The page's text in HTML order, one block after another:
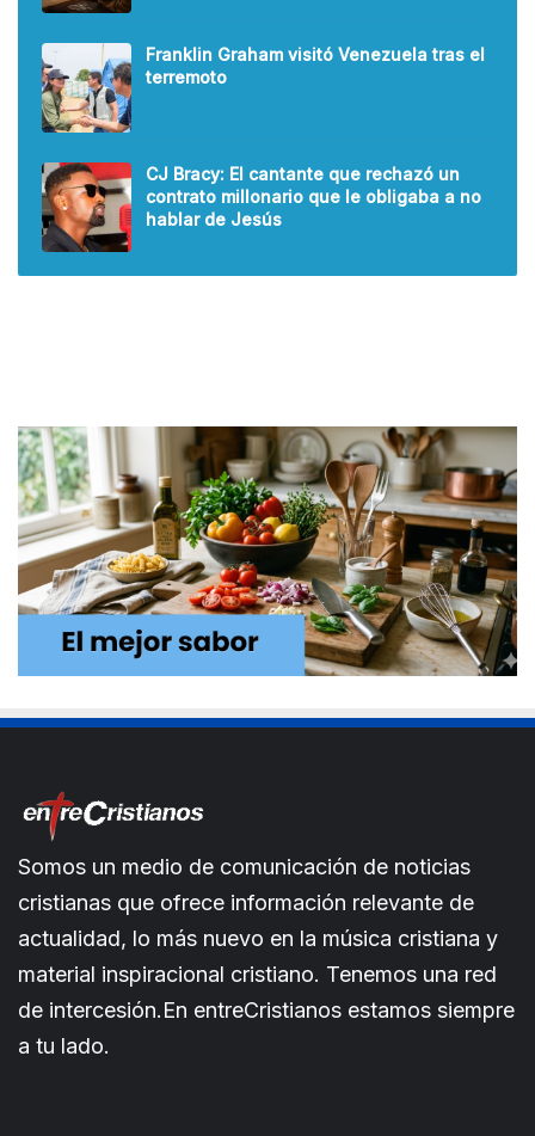
Franklin Graham visitó Venezuela tras el
terremoto
CJ Bracy: El cantante que rechazó un
contrato millonario que le obligaba a no
hablar de Jesús
Somos un medio de comunicación de noticias
cristianas que ofrece información relevante de
actualidad, lo más nuevo en la música cristiana y
material inspiracional cristiano. Tenemos una red
de intercesión.En entreCristianos estamos siempre
a tu lado.